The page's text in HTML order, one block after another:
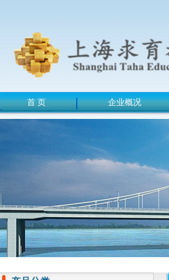
首 页 企业概况